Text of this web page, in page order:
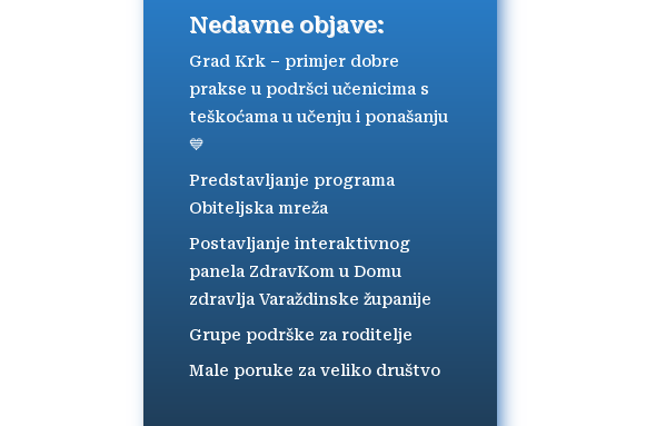
Nedavne objave:
Grad Krk – primjer dobre
prakse u podršci učenicima s
teškoćama u učenju i ponašanju
💙
Predstavljanje programa
Obiteljska mreža
Postavljanje interaktivnog
panela ZdravKom u Domu
zdravlja Varaždinske županije
Grupe podrške za roditelje
Male poruke za veliko društvo